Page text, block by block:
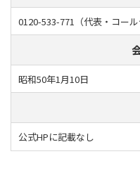
0120-533-771（代表・コール
昭和50年1月10日
公式HPに記載なし